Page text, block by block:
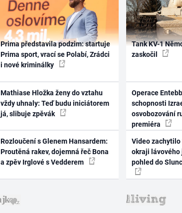
Prima představila podzim: startuje
Prima sport, vrací se Polabí, Zrádci
i nové kriminálky
Mathiase Hložka ženy do vztahu
vždy uhnaly: Teď budu iniciátorem
já, slibuje zpěvák
Rozloučení s Glenem Hansardem:
Proutěná rakev, dojemná řeč Bona
a zpěv Irglové s Vedderem
Tank KV-1
zaskočil
Operace
schopnosti
osvobozování
premiéra
Video zachytilo
okraji lávového
pohled do